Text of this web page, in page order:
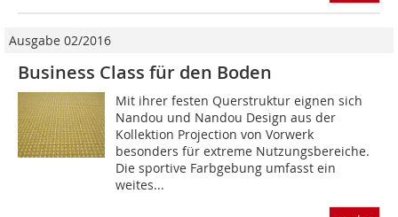
Ausgabe 02/2016
Business Class für den Boden
Mit ihrer festen Querstruktur eignen sich
Nandou und Nandou Design aus der
Kollektion Projection von Vorwerk
besonders für extreme Nutzungsbereiche.
Die sportive Farbgebung umfasst ein
weites...